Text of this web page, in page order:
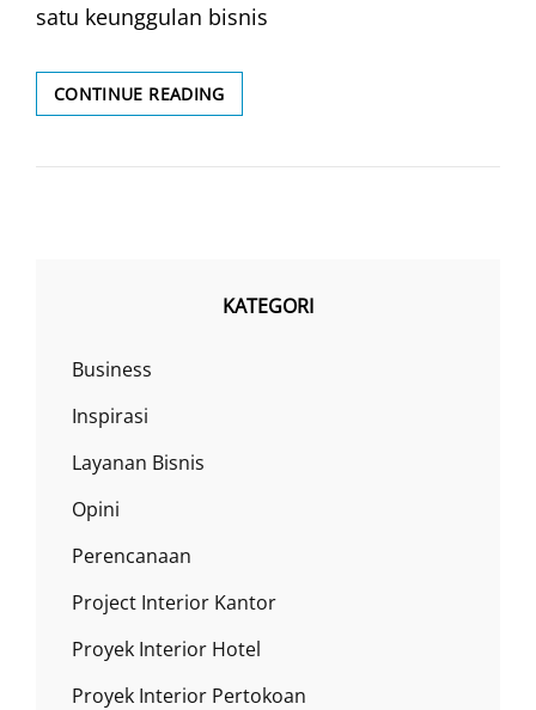
satu keunggulan bisnis
CONTINUE READINGBIAYA
RENOVASI
KANTOR
KATEGORI
Business
Inspirasi
Layanan Bisnis
Opini
Perencanaan
Project Interior Kantor
Proyek Interior Hotel
Proyek Interior Pertokoan